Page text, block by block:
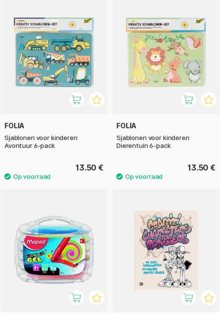
FOLIA
Sjablonen voor kinderen
Avontuur 6-pack
13.50 €
FOLIA
Sjablonen voor kinderen
Dierentuin 6-pack
13.50 €